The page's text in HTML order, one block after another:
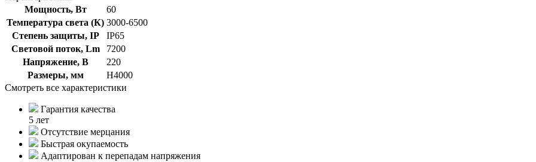
Мощность, Вт
60
Температура света (К) 3000-6500
Степень защиты, IP
IP65
Световой поток, Lm
7200
Напряжение, В
220
Размеры, мм
H4000
Смотреть все характеристики
Гарантия качества
5 лет
Отсутствие мерцания
Быстрая окупаемость
Адаптирован к перепадам напряжения